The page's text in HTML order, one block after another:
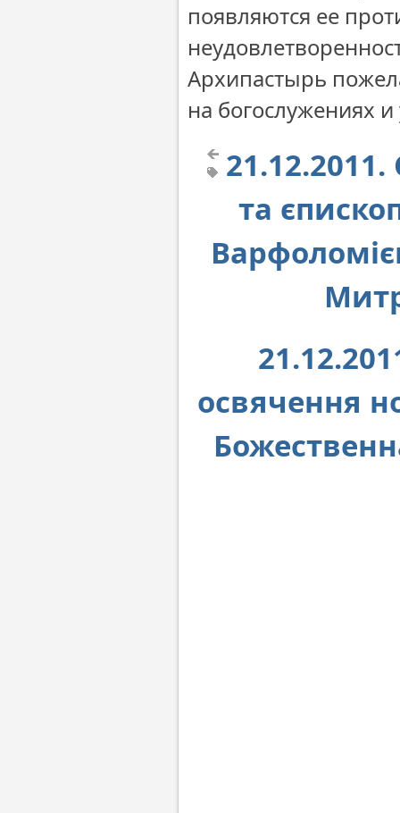
появляются ее
Архипастырь
на богослужениях
та
освячення